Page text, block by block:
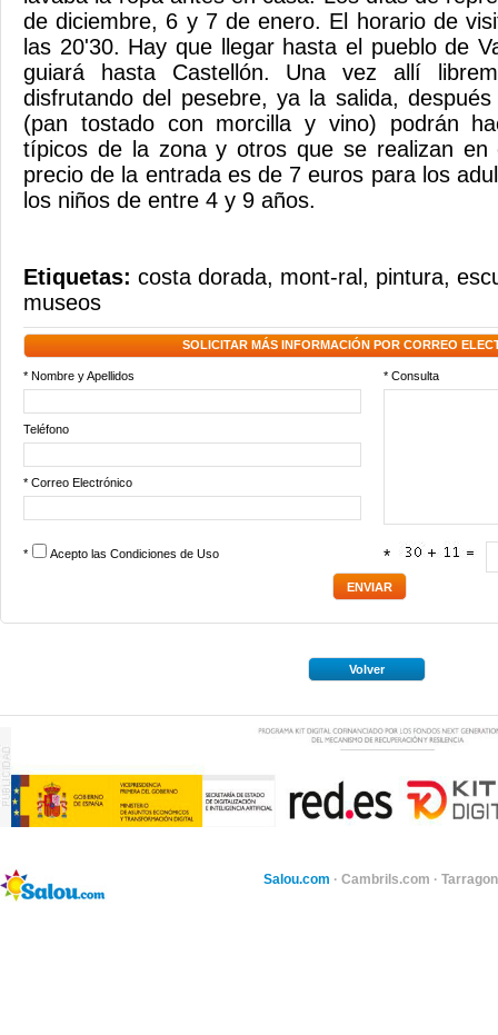
de diciembre, 6 y 7 de enero. El horario de
las 20'30. Hay que llegar hasta el pueblo de
guiará hasta Castellón. Una vez allí
disfrutando del pesebre, ya la salida,
(pan tostado con morcilla y vino) podrán
típicos de la zona y otros que se realizan en
precio de la entrada es de 7 euros para los
los niños de entre 4 y 9 años.
Etiquetas: costa dorada, mont-ral , pintura,
museos
SOLICITAR MÁS INFORMACIÓN POR CORREO
* Nombre y Apellidos * Consulta
Teléfono
* Correo Electrónico
* Acepto las Condiciones de Uso *
Volver
Salou.com · Cambrils.com ·